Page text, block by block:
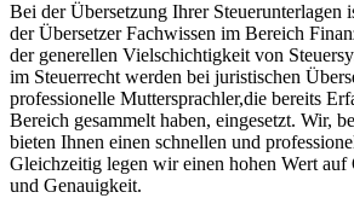
Bei der Übersetzung Ihrer Steuerunterlagen
der Übersetzer Fachwissen im Bereich
der generellen Vielschichtigkeit von
im Steuerrecht werden bei juristischen
professionelle Muttersprachler,die bereits
Bereich gesammelt haben, eingesetzt. Wir,
bieten Ihnen einen schnellen und
Gleichzeitig legen wir einen hohen Wert
und Genauigkeit.